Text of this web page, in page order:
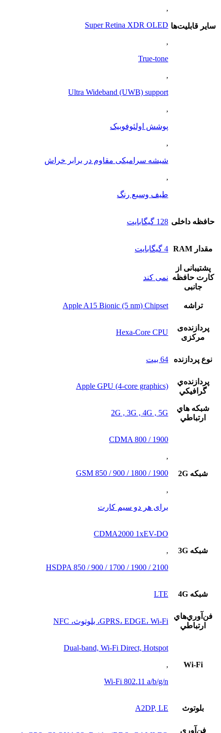
ساير قابليت‌ها
,
Super Retina XDR OLED
,
True-tone
,
Ultra Wideband (UWB) support
,
پوشش اولئوفوبیک
,
شیشه سرامیکی مقاوم در برابر خراش
,
طیف وسیع رنگ
حافظه داخلی 128 گيگابايت
مقدار RAM 4 گيگابايت
پشتيبانی از
کارت حافظه
جانبی
نمی کند
تراشه Apple A15 Bionic (5 nm) Chipset
پردازنده‌ی
مرکزی
Hexa-Core CPU
نوع پردازنده 64 بيت
پردازنده‌ي
گرافيکي
Apple GPU (4-core graphics)
شبکه هاي
ارتباطي
2G , 3G , 4G , 5G
شبکه 2G
CDMA 800 / 1900
,
GSM 850 / 900 / 1800 / 1900
,
برای هر دو سیم کارت
شبکه 3G
CDMA2000 1xEV-DO
,
HSDPA 850 / 900 / 1700 / 1900 / 2100
شبکه 4G LTE
فن‌آوري‌هاي
ارتباطي
GPRS، EDGE، Wi-Fi، بلوتوث، NFC
Wi-Fi
Dual-band, Wi-Fi Direct, Hotspot
,
Wi-Fi 802.11 a/b/g/n
بلوتوث A2DP, LE
فن‌آوري